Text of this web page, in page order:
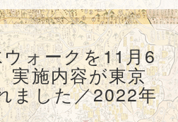
ォークを11月6
施内容が東京
ました／2022年